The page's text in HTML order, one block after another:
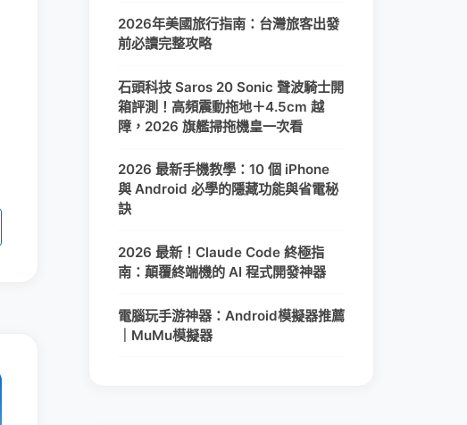
2026年美國旅行指南：台灣旅客出發
前必讀完整攻略
石頭科技 Saros 20 Sonic 聲波騎士開
箱評測！高頻震動拖地＋4.5cm 越
障，2026 旗艦掃拖機皇一次看
2026 最新手機教學：10 個 iPhone
與 Android 必學的隱藏功能與省電秘
訣
2026 最新！Claude Code 終極指
南：顛覆終端機的 AI 程式開發神器
電腦玩手游神器：Android模擬器推薦
｜MuMu模擬器